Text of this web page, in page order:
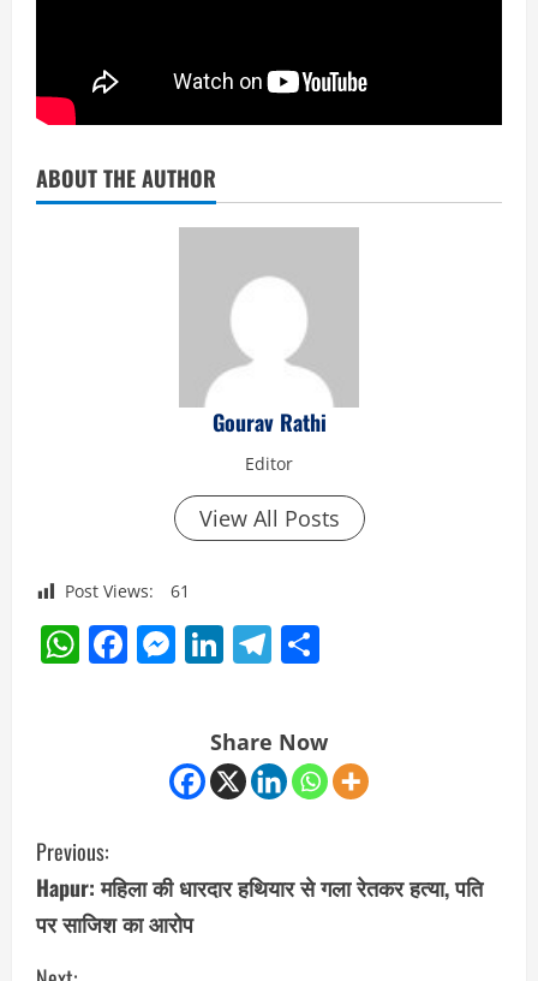
ABOUT THE AUTHOR
Gourav Rathi
Editor
View All Posts
Post Views: 61
WhatsApp
Facebook
Messenger
LinkedIn
Telegram
Share Now
C
o
n
Previous:
Hapur: महिला की धारदार हथियार से गला रेतकर हत्या, पति
पर साजिश का आरोप